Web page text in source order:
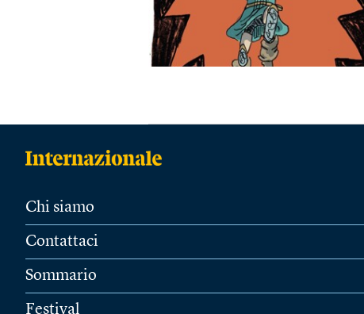
Chi siamo
Contattaci
Sommario
Festival